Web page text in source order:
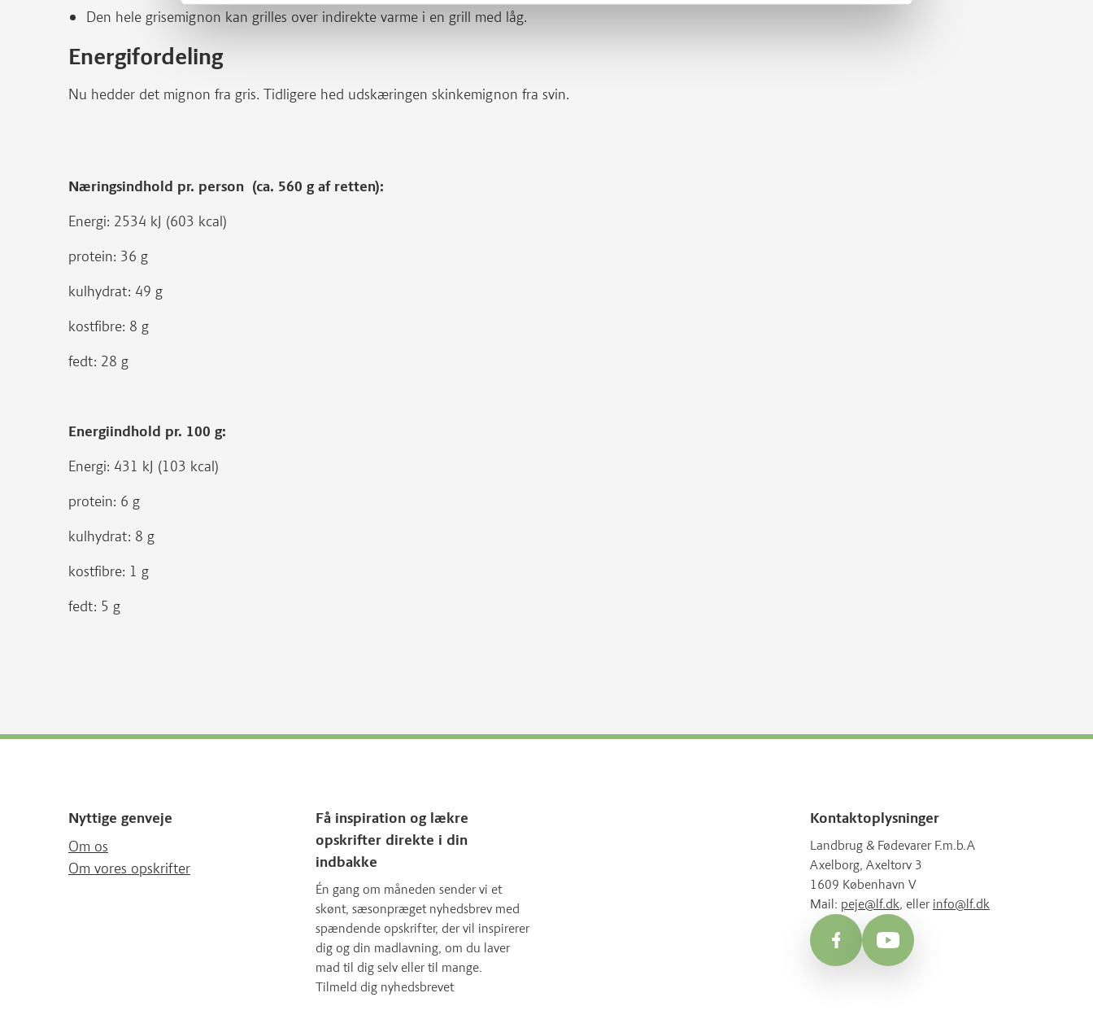
Den hele grisemignon kan grilles over indirekte varme i en grill med låg.
Energifordeling
Nu hedder det mignon fra gris. Tidligere hed udskæringen skinkemignon fra svin.
Næringsindhold pr. person (ca. 560 g af retten):
Energi: 2534 kJ (603 kcal)
protein: 36 g
kulhydrat: 49 g
kostfibre: 8 g
fedt: 28 g
Energiindhold pr. 100 g:
Energi: 431 kJ (103 kcal)
protein: 6 g
kulhydrat: 8 g
kostfibre: 1 g
fedt: 5 g
Nyttige genveje
Om os
Om vores opskrifter
Få inspiration og lækre
opskrifter direkte i din
indbakke
Én gang om måneden sender vi et
skønt, sæsonpræget nyhedsbrev med
spændende opskrifter, der vil inspirerer
dig og din madlavning, om du laver
mad til dig selv eller til mange.
Tilmeld dig nyhedsbrevet
Kontaktoplysninger
Landbrug & Fødevarer F.m.b.A
Axelborg, Axeltorv 3
1609 København V
Mail: peje@lf.dk, eller info@lf.dk
FacebookYouTube